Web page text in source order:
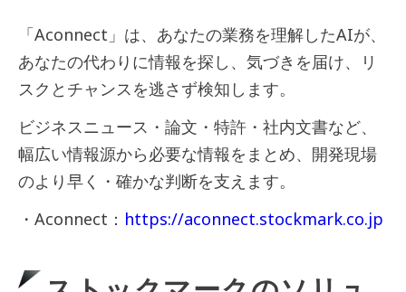
「Aconnect」は、あなたの業務を理解したAIが、
あなたの代わりに情報を探し、気づきを届け、リ
スクとチャンスを逃さず検知します。
ビジネスニュース・論文・特許・社内文書など、
幅広い情報源から必要な情報をまとめ、開発現場
のより早く・確かな判断を支えます。
・Aconnect： https://aconnect.stockmark.co.jp